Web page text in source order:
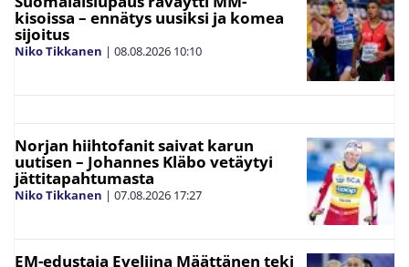
kisoissa – ennätys uusiksi ja komea
sijoitus
Niko Tikkanen | 08.08.2026 10:10
Norjan hiihtofanit saivat karun
uutisen – Johannes Kläbo vetäytyi
jättitapahtumasta
Niko Tikkanen | 07.08.2026 17:27
EM-edustaja Eveliina Määttänen teki